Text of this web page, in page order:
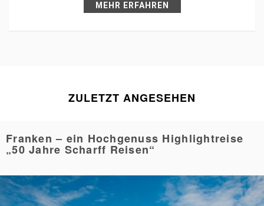
MEHR ERFAHREN
ZULETZT ANGESEHEN
Franken – ein Hochgenuss Highlightreise
„50 Jahre Scharff Reisen“